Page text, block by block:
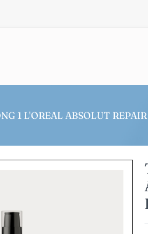
1 L'OREAL ABSOLUT